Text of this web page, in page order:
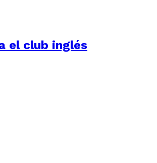
el club inglés